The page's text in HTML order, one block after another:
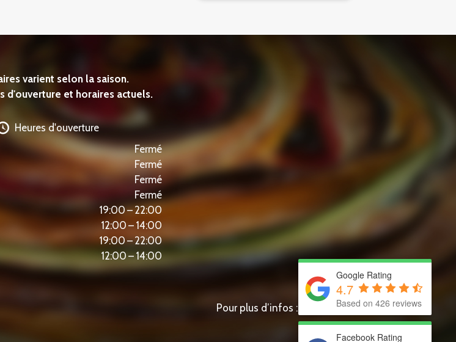
varient selon la saison.
d'ouverture et horaires actuels.
Heures d'ouverture
Fermé
Fermé
Fermé
Fermé
19:00 – 22:00
12:00 – 14:00
19:00 – 22:00
12:00 – 14:00
Pour plus d’infos : Cœur des Pyrénées
Google Rating
4.7
Based on 426 reviews
Facebook Rating